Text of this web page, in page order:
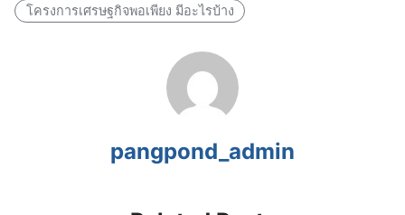
โครงการเศรษฐกิจพอเพียง มีอะไรบ้าง
pangpond_admin